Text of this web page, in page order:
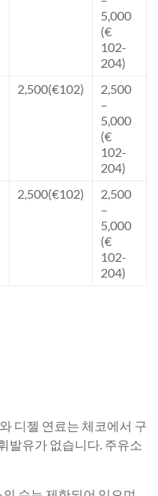
5,000
(€
102-
204)
2,500(€102)
2,500
–
5,000
(€
102-
204)
2,500(€102)
2,500
–
5,000
(€
102-
204)
디젤 연료는 체코에서 구
발유가 없습니다. 주유소